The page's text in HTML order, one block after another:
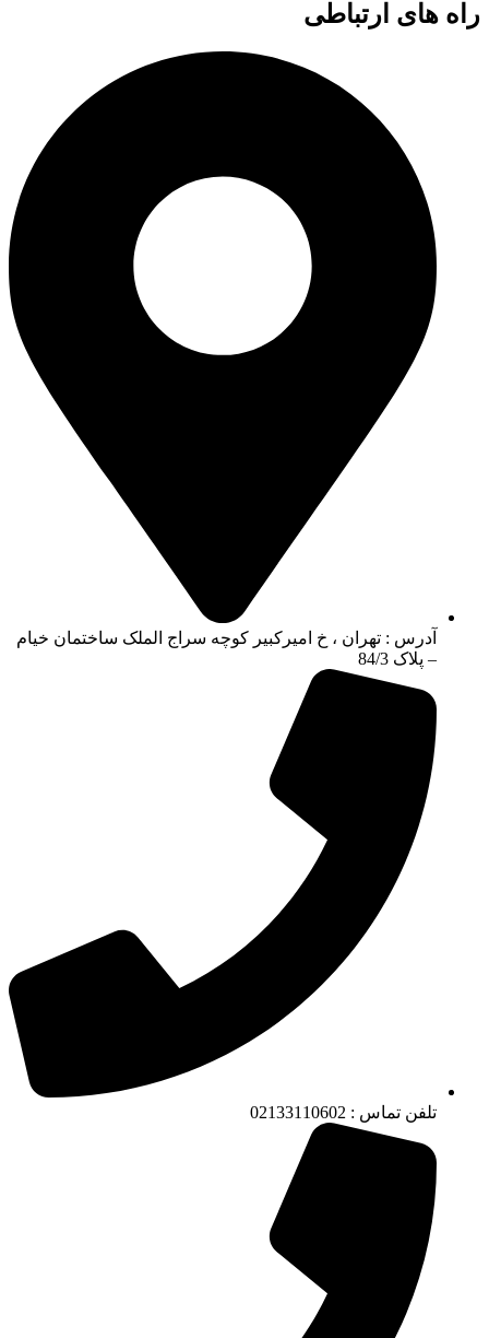
راه های ارتباطی
آدرس : تهران ، خ امیرکبیر کوچه سراج الملک ساختمان خیام
– پلاک 84/3
تلفن تماس : 02133110602